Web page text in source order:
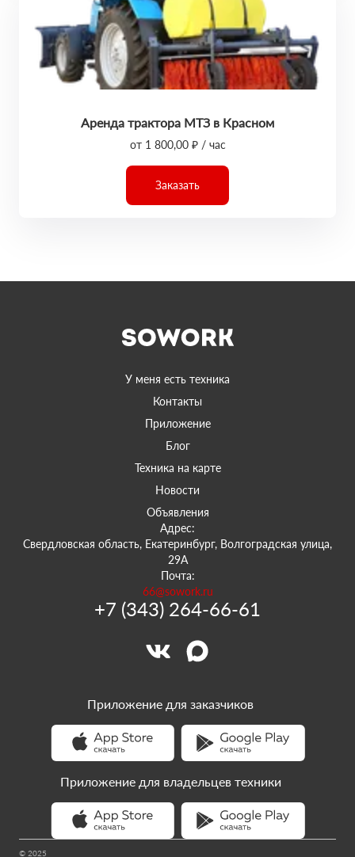
Аренда трактора МТЗ в Красном
от 1 800,00 ₽ / час
Заказать
У меня есть техника
Контакты
Приложение
Блог
Техника на карте
Новости
Объявления
Адрес:
Свердловская область, Екатеринбург, Волгоградская улица,
29А
Почта:
66@sowork.ru
+7 (343) 264-66-61
© 2025
Приложение для заказчиков
Приложение для владельцев техники